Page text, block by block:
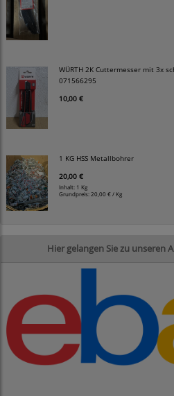
WÜRTH 2K Cuttermesser mit 3x
071566295
10,00 €
1 KG HSS Metallbohrer
20,00 €
Inhalt: 1 Kg
Grundpreis: 20,00 € / Kg
Hier gelangen Sie zu unseren